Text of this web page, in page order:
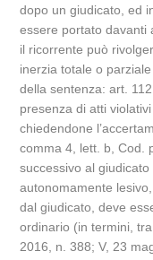
dopo un giudicato, ed
essere portato davanti
il ricorrente può
inerzia totale o
della sentenza: art.
presenza di atti
chiedendone
comma 4, lett. b, Cod.
successivo al
autonomamente
dal giudicato, deve
ordinario (in termini,
2016, n. 388; V, 23